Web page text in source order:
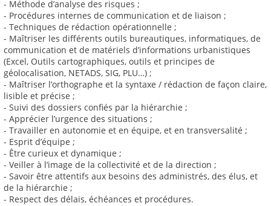
- Méthode d’analyse des risques ;
- Procédures internes de communication et de liaison ;
- Techniques de rédaction opérationnelle ;
- Maîtriser les différents outils bureautiques, informatiques, de
communication et de matériels d’informations urbanistiques
(Excel, Outils cartographiques, outils et principes de
géolocalisation, NETADS, SIG, PLU…) ;
- Maîtriser l’orthographe et la syntaxe / rédaction de façon claire,
lisible et précise ;
- Suivi des dossiers confiés par la hiérarchie ;
- Apprécier l’urgence des situations ;
- Travailler en autonomie et en équipe, et en transversalité ;
- Esprit d’équipe ;
- Être curieux et dynamique ;
- Veiller à l’image de la collectivité et de la direction ;
- Savoir être attentifs aux besoins des administrés, des élus, et
de la hiérarchie ;
- Respect des délais, échéances et procédures.